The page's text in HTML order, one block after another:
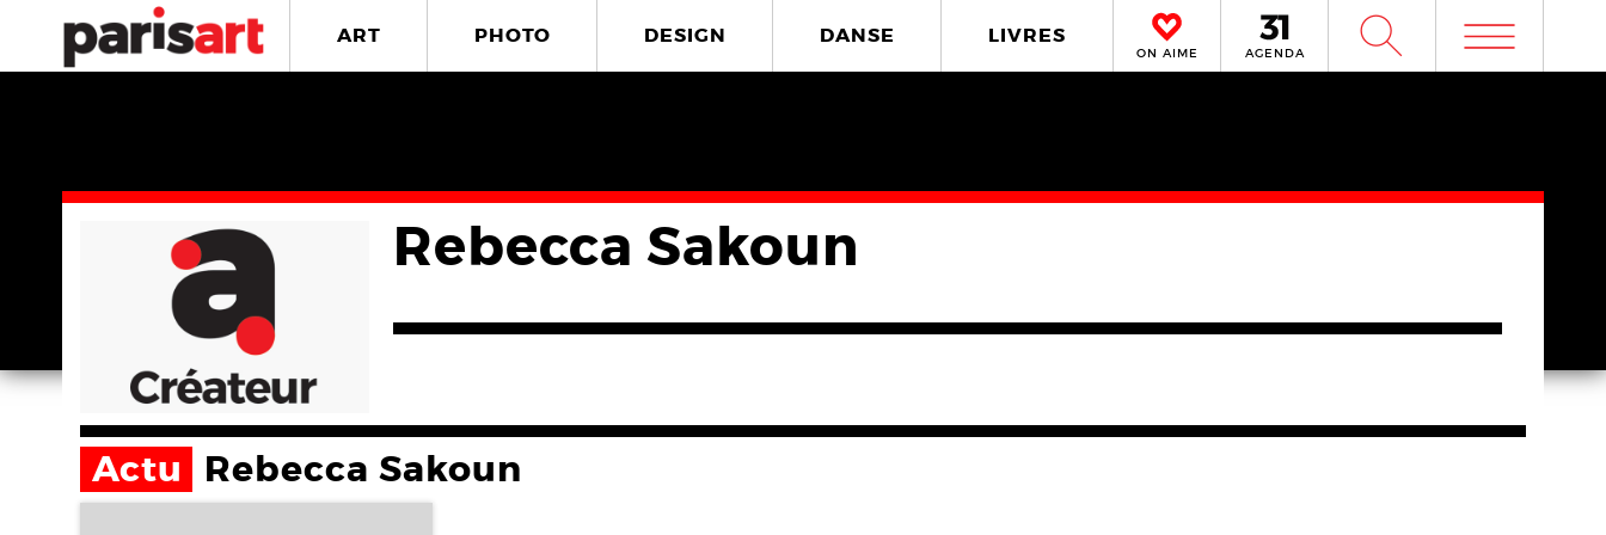
ART PHOTO DESIGN DANSE LIVRES
ON AIME AGENDA W m
Rebecca Sakoun
Actu Rebecca Sakoun